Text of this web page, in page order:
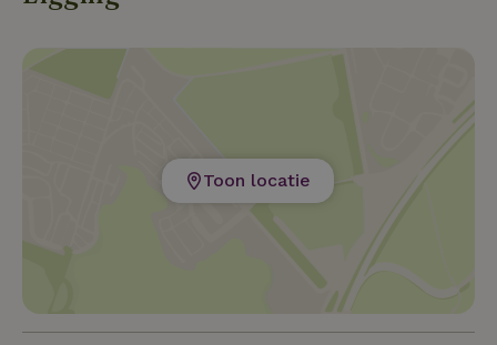
El Torcal, Caminito del Rey of nationaal park Sierra
de las Nieves, maar ook kun je heerlijk wandelen
vanaf het huis langs olijf- en amandelbomen. In het
seizoen kun je op eigen land zelf pruimen, druiven,
amandelen en olijven plukken.
Toon locatie